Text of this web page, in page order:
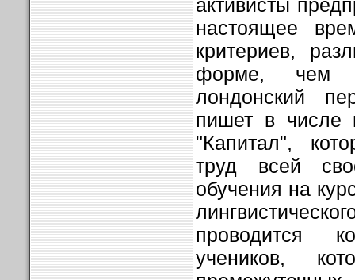
настоящее
критериев,
форме, чем
лондонский
пишет в числе
"Капитал",
труд всей
обучения на
проводится
учеников,